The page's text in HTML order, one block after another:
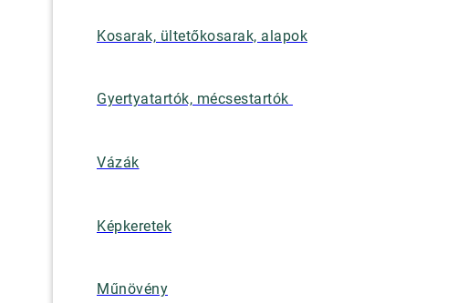
Kosarak, ültetőkosarak, alapok
Gyertyatartók, mécsestartók
Vázák
Képkeretek
Műnövény